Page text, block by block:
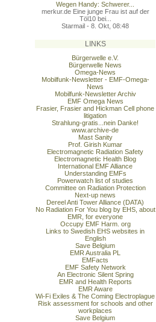
Wegen Handy: Schwerer...
merkur.de Eine junge Frau ist auf der
Töl10 bei...
Starmail - 8. Okt, 08:48
LINKS
Bürgerwelle e.V.
Bürgerwelle News
Omega-News
Mobilfunk-Newsletter - EMF-Omega-
News
Mobilfunk-Newsletter Archiv
EMF Omega News
Frasier, Frasier and Hickman Cell phone
litigation
Strahlung-gratis...nein Danke!
www.archive-de
Mast Sanity
Prof. Girish Kumar
Electromagnetic Radiation Safety
Electromagnetic Health Blog
International EMF Alliance
Understanding EMFs
Powerwatch list of studies
Committee on Radiation Protection
Next-up news
Dereel Anti Tower Alliance (DATA)
No Radiation For You blog by EHS, about
EMR, for everyone
Occupy EMF Harm. org
Links to Swedish EHS websites in
English
Save Belgium
EMR Australia PL
EMFacts
EMF Safety Network
An Electronic Silent Spring
EMR and Health Reports
EMR Aware
Wi-Fi Exiles & The Coming Electroplague
Risk assessment for schools and other
workplaces
Save Belgium